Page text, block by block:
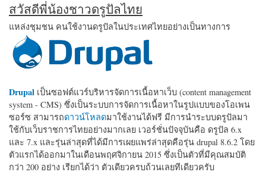
สวัสดีพี่น้องชาวดรูปัลไทย
แหล่งชุมชน คนใช้งานดรูปัลในประเทศไทยอย่างเป็นทางการ
Drupal เป็นซอฟต์แวร์บริหารจัดการเนื้อหาเว็บ (content management
system - CMS) ซึ่งเป็นระบบการจัดการเนื้อหาในรูปแบบของโอเพน
ซอร์ซ สามารถดาวน์โหลดมาใช้งานได้ฟรี มีการนำระบบดรูปัลมา
ใช้กับเว็บราชการไทยอย่างมากเลย เวอร์ชั่นปัจจุบันคือ ดรูปัล 6.x
และ 7.x และรุ่นล่าสุดที่ได้มีการเผยแพร่ล่าสุดคือรุ่น drupal 8.6.2 โดย
ตัวแรกได้ออกมาในเดือนพฤศจิกายน 2015 ซึ่งเป็นตัวที่มีคุณสมบัติ
กว่า 200 อย่าง เรียกได้ว่า ตัวเดียวครบถ้วนเลยทีเดียวครับ